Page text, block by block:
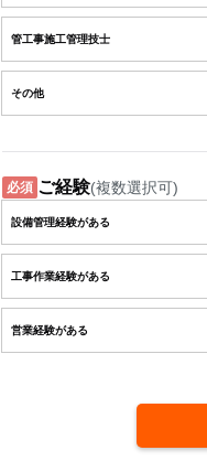
管工事施工管理技士
その他
必須 ご経験(複数選択可)
設備管理経験がある
工事作業経験がある
営業経験がある